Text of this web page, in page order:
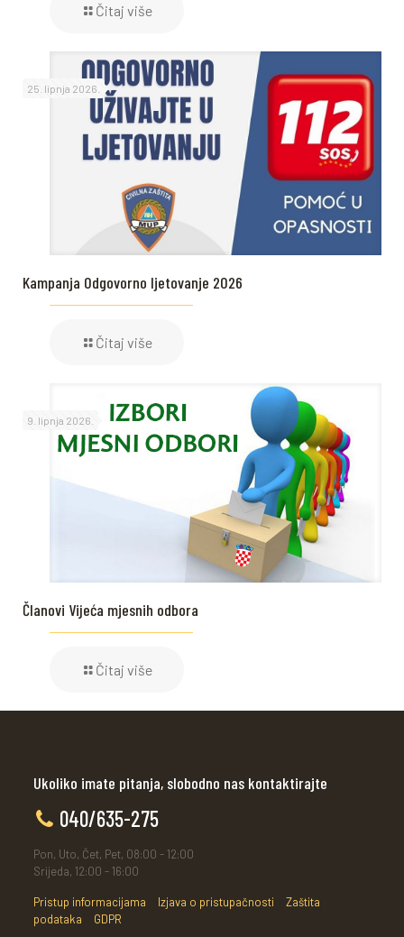
Čitaj više
25. lipnja 2026.
Kampanja Odgovorno ljetovanje 2026
Čitaj više
9. lipnja 2026.
Članovi Vijeća mjesnih odbora
Čitaj više
Ukoliko imate pitanja, slobodno nas kontaktirajte
040/635-275
Pon, Uto, Čet, Pet, 08:00 - 12:00
Srijeda, 12:00 - 16:00
Pristup informacijama Izjava o pristupačnosti
Zaštita
podataka
GDPR